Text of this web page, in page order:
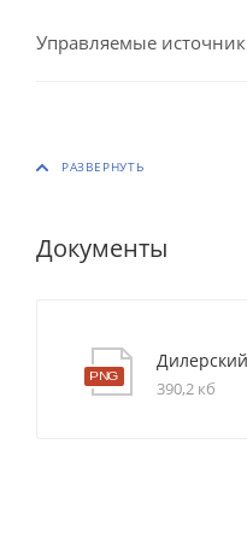
Управляемые
Документы
390,2 кб